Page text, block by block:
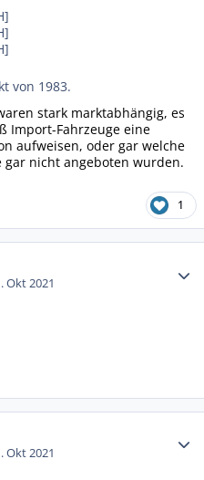
von 1983.
stark marktabhängig, es
Import-Fahrzeuge eine
aufweisen, oder gar welche
gar nicht angeboten wurden.
1
Okt 2021
Okt 2021